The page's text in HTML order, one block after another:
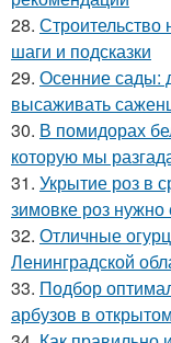
28.
шаги и подсказки
29. Осенние сады:
высаживать
30. В помидорах
которую мы
31. Укрытие роз в
зимовке роз
32. Отличные
Ленинградской
33. Подбор
арбузов в